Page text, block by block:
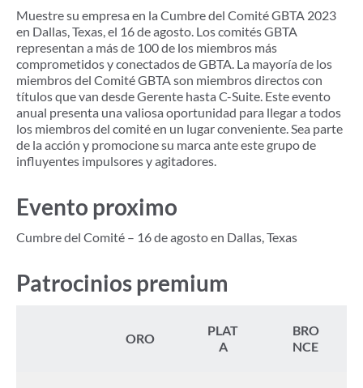
Muestre su empresa en la Cumbre del Comité GBTA 2023
en Dallas, Texas, el 16 de agosto. Los comités GBTA
representan a más de 100 de los miembros más
comprometidos y conectados de GBTA. La mayoría de los
miembros del Comité GBTA son miembros directos con
títulos que van desde Gerente hasta C-Suite. Este evento
anual presenta una valiosa oportunidad para llegar a todos
los miembros del comité en un lugar conveniente. Sea parte
de la acción y promocione su marca ante este grupo de
influyentes impulsores y agitadores.
Evento proximo
Cumbre del Comité – 16 de agosto en Dallas, Texas
Patrocinios premium
ORO
PLAT
A
BRO
NCE